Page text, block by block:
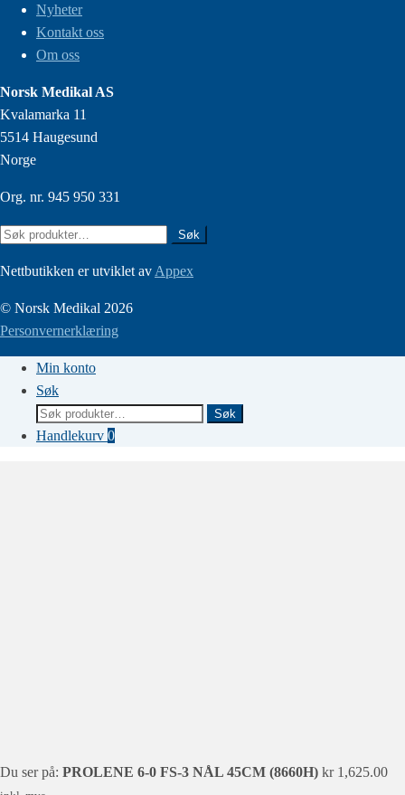
Nyheter
Kontakt oss
Om oss
Norsk Medikal AS
Kvalamarka 11
5514 Haugesund
Norge
Org. nr. 945 950 331
Søk
Søk
Nettbutikken er utviklet av Appex
© Norsk Medikal 2026
Personvernerklæring
Min konto
Søk
Søk
etter:
Søk
Handlekurv 0
Du ser på: PROLENE 6-0 FS-3 NÅL 45CM (8660H) kr1,625.00